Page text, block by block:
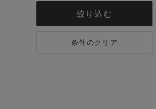
絞り込む
条件のクリア